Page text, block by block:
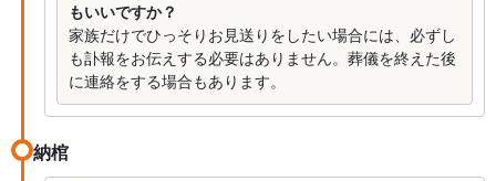
もいいですか？
家族だけでひっそりお見送りをしたい場合には、必ずし
も訃報をお伝えする必要はありません。葬儀を終えた後
に連絡をする場合もあります。
納棺